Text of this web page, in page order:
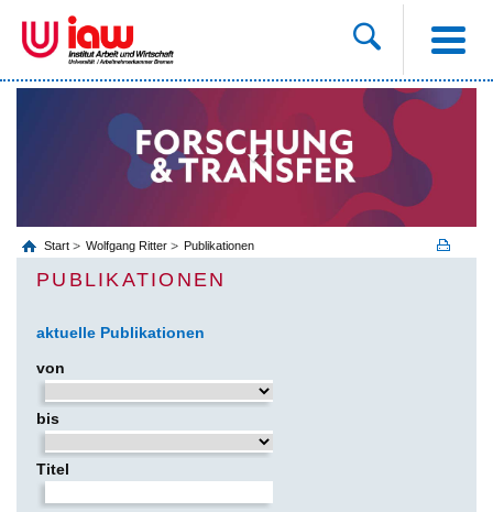
Start Wolfgang Ritter Publikationen
PUBLIKATIONEN
aktuelle Publikationen
von
bis
Titel